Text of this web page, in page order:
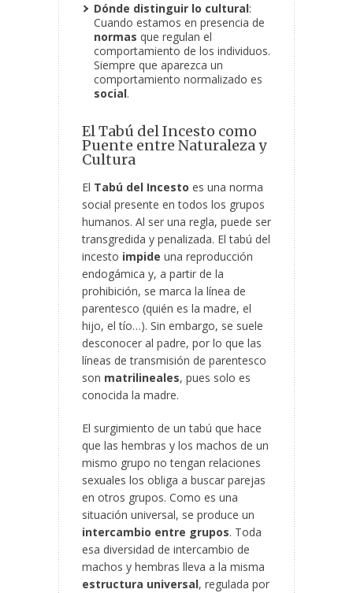
Dónde distinguir lo cultural:
Cuando estamos en presencia de
normas que regulan el
comportamiento de los individuos.
Siempre que aparezca un
comportamiento normalizado es
social.
El Tabú del Incesto como
Puente entre Naturaleza y
Cultura
El Tabú del Incesto es una norma
social presente en todos los grupos
humanos. Al ser una regla, puede ser
transgredida y penalizada. El tabú del
incesto impide una reproducción
endogámica y, a partir de la
prohibición, se marca la línea de
parentesco (quién es la madre, el
hijo, el tío…). Sin embargo, se suele
desconocer al padre, por lo que las
líneas de transmisión de parentesco
son matrilineales, pues solo es
conocida la madre.
El surgimiento de un tabú que hace
que las hembras y los machos de un
mismo grupo no tengan relaciones
sexuales los obliga a buscar parejas
en otros grupos. Como es una
situación universal, se produce un
intercambio entre grupos. Toda
esa diversidad de intercambio de
machos y hembras lleva a la misma
estructura universal, regulada por